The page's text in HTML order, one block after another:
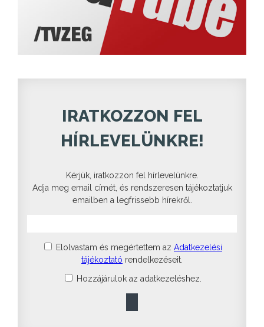
IRATKOZZON FEL
HÍRLEVELÜNKRE!
Kérjük, iratkozzon fel hírlevelünkre.
Adja meg email címét, és rendszeresen tájékoztatjuk
emailben a legfrissebb hírekről.
Elolvastam és megértettem az Adatkezelési
tájékoztató rendelkezéseit.
Hozzájárulok az adatkezeléshez.